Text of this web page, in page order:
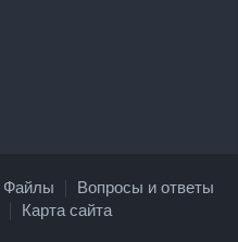
Файлы
Вопросы и ответы
Карта сайта